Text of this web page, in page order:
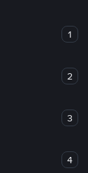
1
2
3
4